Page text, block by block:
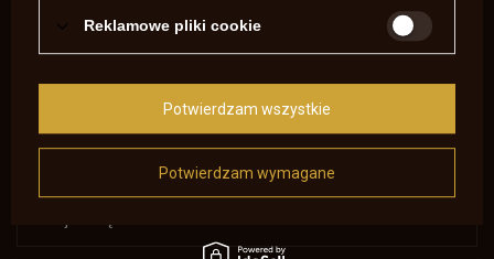
Twoje imię
Reklamowe pliki cookie
Potwierdzam wymagane
Potwierdzam wszystkie